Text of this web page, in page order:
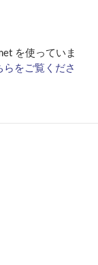
を使っていま
をご覧くださ